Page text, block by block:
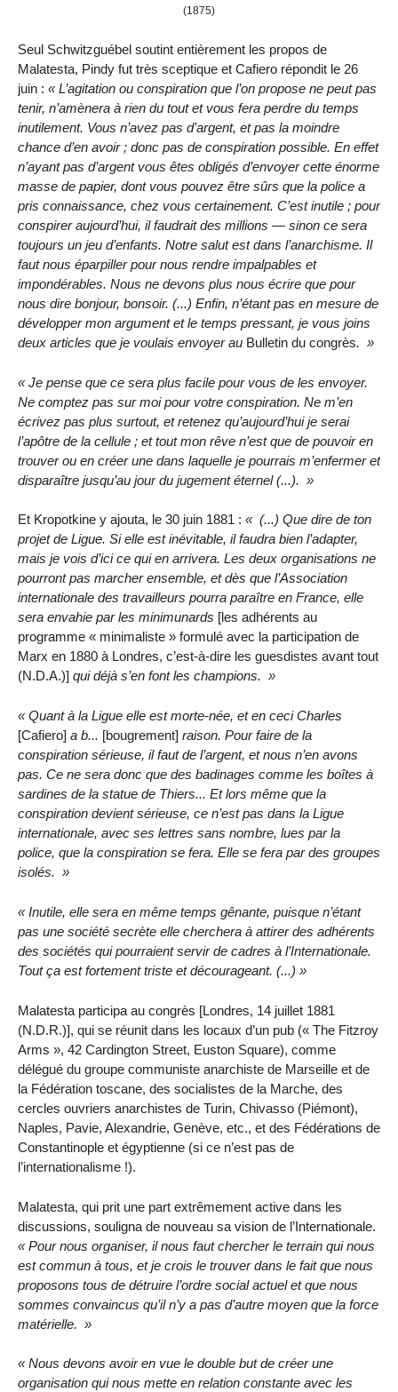
(1875)
Seul Schwitzguébel soutint entièrement les propos de
Malatesta, Pindy fut très sceptique et Cafiero répondit le 26
juin :
L’agitation ou conspiration que l’on propose ne peut pas
tenir, n’amènera à rien du tout et vous fera perdre du temps
inutilement. Vous n’avez pas d’argent, et pas la moindre
chance d’en avoir ; donc pas de conspiration possible. En effet
n’ayant pas d’argent vous êtes obligés d’envoyer cette énorme
masse de papier, dont vous pouvez être sûrs que la police a
pris connaissance, chez vous certainement. C’est inutile ; pour
conspirer aujourd’hui, il faudrait des millions — sinon ce sera
toujours un jeu d’enfants. Notre salut est dans l’anarchisme. Il
faut nous éparpiller pour nous rendre impalpables et
impondérables. Nous ne devons plus nous écrire que pour
nous dire bonjour, bonsoir. (...) Enfin, n’étant pas en mesure de
développer mon argument et le temps pressant, je vous joins
deux articles que je voulais envoyer au Bulletin du congrès.
Je pense que ce sera plus facile pour vous de les envoyer.
Ne comptez pas sur moi pour votre conspiration. Ne m’en
écrivez pas plus surtout, et retenez qu’aujourd’hui je serai
l’apôtre de la cellule ; et tout mon rêve n’est que de pouvoir en
trouver ou en créer une dans laquelle je pourrais m’enfermer et
disparaître jusqu’au jour du jugement éternel (...).
Et Kropotkine y ajouta, le 30 juin 1881 :
(...) Que dire de ton
projet de Ligue. Si elle est inévitable, il faudra bien l’adapter,
mais je vois d’ici ce qui en arrivera. Les deux organisations ne
pourront pas marcher ensemble, et dès que l’Association
internationale des travailleurs pourra paraître en France, elle
sera envahie par les minimunards [les adhérents au
programme « minimaliste » formulé avec la participation de
Marx en 1880 à Londres, c’est-à-dire les guesdistes avant tout
(N.D.A.)] qui déjà s’en font les champions.
Quant à la Ligue elle est morte-née, et en ceci Charles
[Cafiero] a b... [bougrement] raison. Pour faire de la
conspiration sérieuse, il faut de l’argent, et nous n’en avons
pas. Ce ne sera donc que des badinages comme les boîtes à
sardines de la statue de Thiers... Et lors même que la
conspiration devient sérieuse, ce n’est pas dans la Ligue
internationale, avec ses lettres sans nombre, lues par la
police, que la conspiration se fera. Elle se fera par des groupes
isolés.
Inutile, elle sera en même temps gênante, puisque n’étant
pas une société secrète elle cherchera à attirer des adhérents
des sociétés qui pourraient servir de cadres à l’Internationale.
Tout ça est fortement triste et décourageant. (...)
Malatesta participa au congrès [Londres, 14 juillet 1881
(N.D.R.)], qui se réunit dans les locaux d’un pub (« The Fitzroy
Arms », 42 Cardington Street, Euston Square), comme
délégué du groupe communiste anarchiste de Marseille et de
la Fédération toscane, des socialistes de la Marche, des
cercles ouvriers anarchistes de Turin, Chivasso (Piémont),
Naples, Pavie, Alexandrie, Genève, etc., et des Fédérations de
Constantinople et égyptienne (si ce n’est pas de
l’internationalisme !).
Malatesta, qui prit une part extrêmement active dans les
discussions, souligna de nouveau sa vision de l’Internationale.
Pour nous organiser, il nous faut chercher le terrain qui nous
est commun à tous, et je crois le trouver dans le fait que nous
proposons tous de détruire l’ordre social actuel et que nous
sommes convaincus qu’il n’y a pas d’autre moyen que la force
matérielle.
Nous devons avoir en vue le double but de créer une
organisation qui nous mette en relation constante avec les